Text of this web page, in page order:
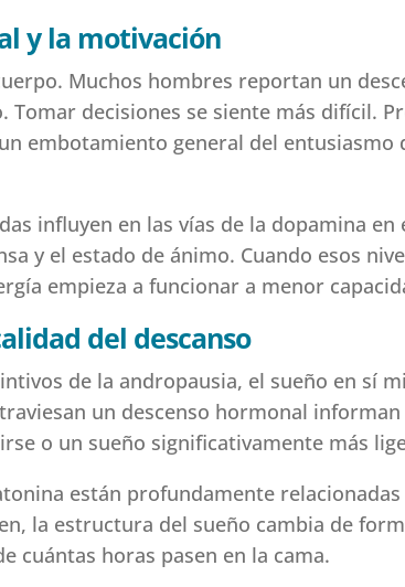
y la motivación
Muchos hombres reportan un
decisiones se siente más difícil.
embotamiento general del
influyen en las vías de la dopamina
y el estado de ánimo. Cuando esos
empieza a funcionar a menor
del descanso
de la andropausia, el sueño en sí
un descenso hormonal
o un sueño significativamente más
están profundamente
la estructura del sueño cambia de
cuántas horas pasen en la cama.